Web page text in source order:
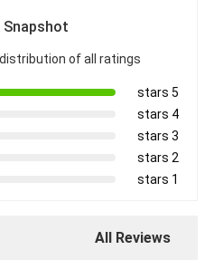
Snapshot
of all ratings
5 stars
4 stars
3 stars
2 stars
1 stars
All Reviews